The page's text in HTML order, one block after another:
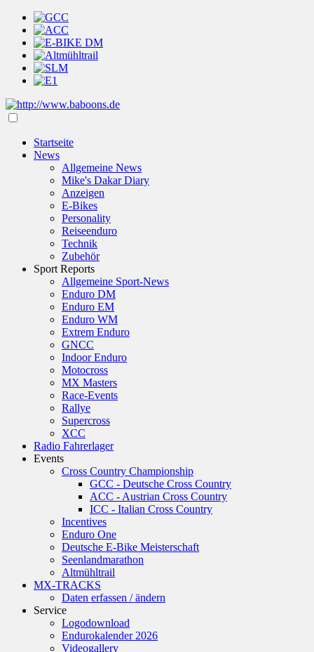
Startseite
News
Allgemeine News
Mike's Dakar Diary
Anzeigen
E-Bikes
Personality
Reiseenduro
Technik
Zubehör
Sport Reports
Allgemeine Sport-News
Enduro DM
Enduro EM
Enduro WM
Extrem Enduro
GNCC
Indoor Enduro
Motocross
MX Masters
Race-Events
Rallye
Supercross
XCC
Radio Fahrerlager
Events
Cross Country Championship
GCC - Deutsche Cross Country
ACC - Austrian Cross Country
ICC - Italian Cross Country
Incentives
Enduro One
Deutsche E-Bike Meisterschaft
Seenlandmarathon
Altmühltrail
MX-TRACKS
Daten erfassen / ändern
Service
Logodownload
Endurokalender 2026
Videogallery